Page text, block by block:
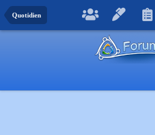
Quotidien